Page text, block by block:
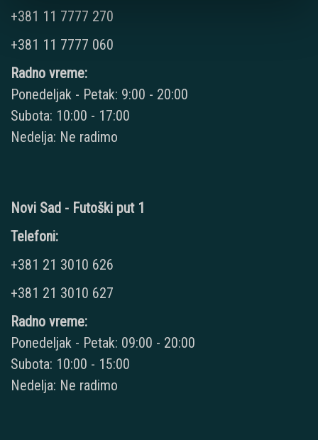
+381 11 7777 270
+381 11 7777 060
Radno vreme:
Ponedeljak - Petak: 9:00 - 20:00
Subota: 10:00 - 17:00
Nedelja: Ne radimo
Novi Sad - Futoški put 1
Telefoni:
+381 21 3010 626
+381 21 3010 627
Radno vreme:
Ponedeljak - Petak: 09:00 - 20:00
Subota: 10:00 - 15:00
Nedelja: Ne radimo